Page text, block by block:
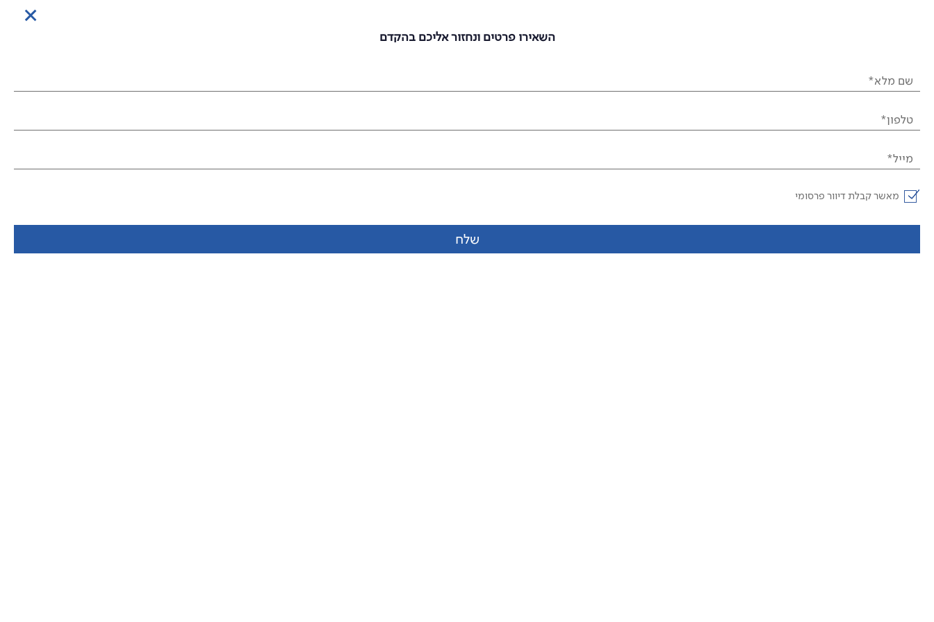
השאירו פרטים ונחזור אליכם בהקדם
שם מלא*
טלפון*
מייל*
מאשר קבלת דיוור פרסומי
שלח